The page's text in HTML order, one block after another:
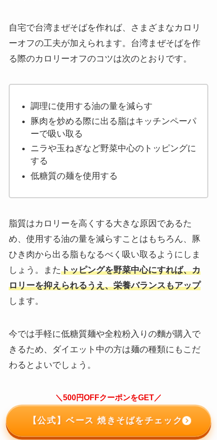
自宅で台湾まぜそばを作れば、さまざまなカロリ
ーオフの工夫が加えられます。台湾まぜそばを作
る際のカロリーオフのコツは次のとおりです。
調理に使用する油の量を減らす
豚肉を炒める際に出る脂はキッチンペーパ
ーで吸い取る
ニラや玉ねぎなど野菜中心のトッピングに
する
低糖質の麺を使用する
脂質はカロリーを高くする大きな原因であるた
め、使用する油の量を減らすことはもちろん、豚
ひき肉から出る脂もなるべく吸い取るようにしま
しょう。またトッピングを野菜中心にすれば、カ
ロリーを抑えられるうえ、栄養バランスもアップ
します。
今では手軽に低糖質麺や全粒粉入りの麵が購入で
きるため、ダイエット中の方は麺の種類にもこだ
わるとよいでしょう。
＼500円OFFクーポンをGET／
【公式】ベース 焼きそばをチェック